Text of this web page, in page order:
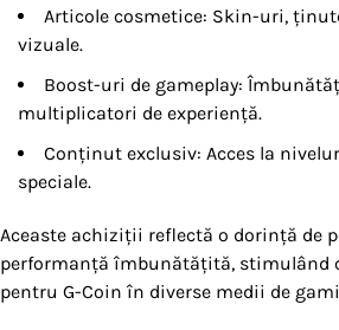
Articole cosmetice: Skin-uri,
vizuale.
Boost-uri de gameplay:
multiplicatori de experiență.
Conținut exclusiv: Acces la
speciale.
Aceaste achiziții reflectă o dorință de
performanță îmbunătățită, stimulând
pentru G-Coin în diverse medii de